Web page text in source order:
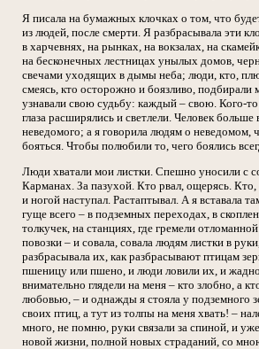
Я писала на бумажных клочках о том, что
из людей, после смерти. Я разбрасывала эти
в харчевнях, на рынках, на вокзалах, на
на бесконечных лестницах унылых домов,
свечами уходящих в дымы неба; люди, кто,
смеясь, кто осторожно и боязливо, подбирали
узнавали свою судьбу: каждый – свою. Кого-
глаза расширялись и светлели. Человек больше
неведомого; а я говорила людям о неведомом,
бояться. Чтобы полюбили то, чего боялись
Люди хватали мои листки. Спешно уносили с
Карманах. За пазухой. Кто рвал, ощерясь. Кто,
и ногой наступал. Растаптывал. А я вставала
гуще всего – в подземных переходах, в
толкучек, на станциях, где гремели
повозки – и совала, совала людям листки в
разбрасывала их, как разбрасывают птицам
пшеницу или пшено, и люди ловили их, и
внимательно глядели на меня – кто злобно, а
любовью, – и однажды я стояла у подземного
своих птиц, а тут из толпы на меня хвать! –
много, не помню, руки связали за спиной, и
новой жизни, полной новых страданий, со